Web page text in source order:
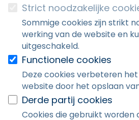
Strict noodzakelijke
Sommige cookies zijn strikt
werking van de website en
uitgeschakeld.
Functionele cookies
Deze cookies verbeteren
website door het opslaan
Derde partij cookies
Cookies die gebruikt worden